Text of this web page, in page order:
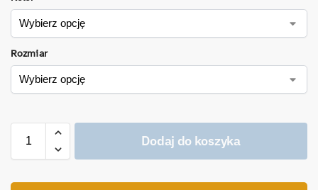
Rozmiar
Dodaj do koszyka